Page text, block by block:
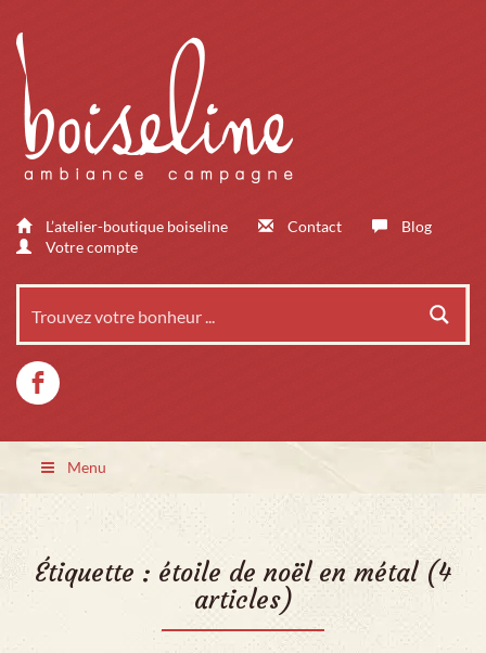
L’atelier-boutique boiseline Contact
Blog
Votre compte
Menu
Étiquette : étoile de noël en métal(4
articles)